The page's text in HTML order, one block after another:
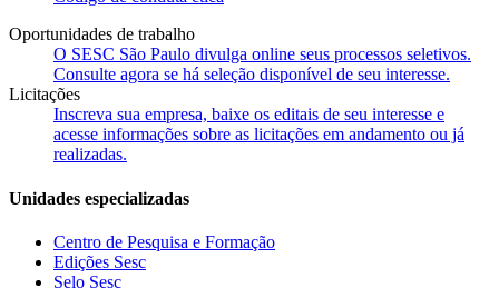
Oportunidades de trabalho
O SESC São Paulo divulga online seus processos seletivos.
Consulte agora se há seleção disponível de seu interesse.
Licitações
Inscreva sua empresa, baixe os editais de seu interesse e
acesse informações sobre as licitações em andamento ou já
realizadas.
Unidades especializadas
Centro de Pesquisa e Formação
Edições Sesc
Selo Sesc